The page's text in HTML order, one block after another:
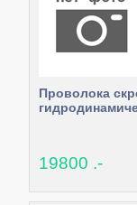
Проволока
19800 .-